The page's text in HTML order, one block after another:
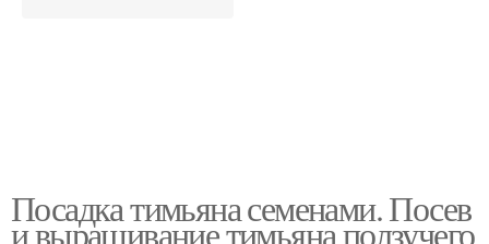
Посадка тимьяна семенами. Посев
и выращивание тимьяна ползучего